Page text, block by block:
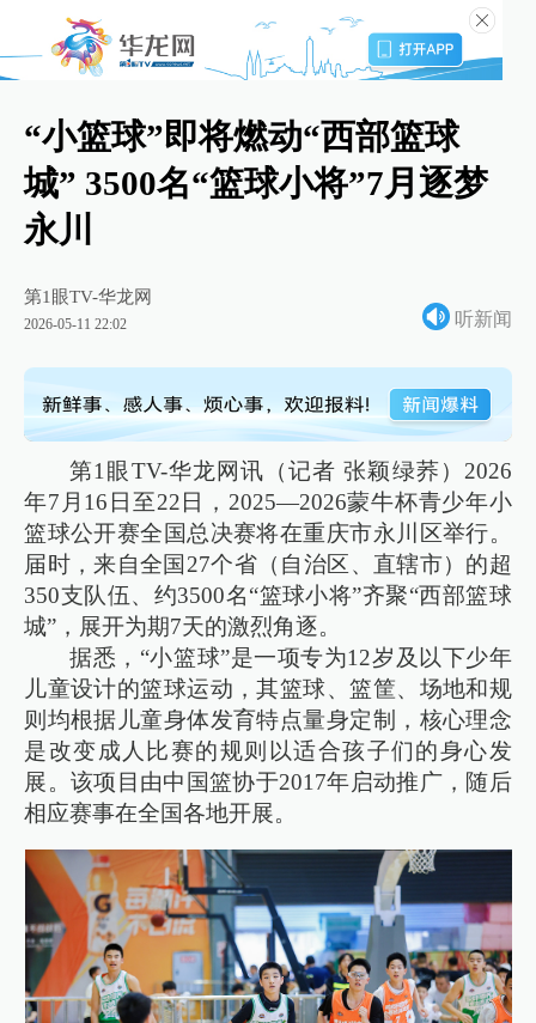
“小篮球”即将燃动“西部篮球
城” 3500名“篮球小将”7月逐梦
永川
第1眼TV-华龙网
2026-05-11 22:02 听新闻
第1眼TV-华龙网讯（记者 张颖绿荞）2026
年7月16日至22日，2025—2026蒙牛杯青少年小
篮球公开赛全国总决赛将在重庆市永川区举行。
届时，来自全国27个省（自治区、直辖市）的超
350支队伍、约3500名“篮球小将”齐聚“西部篮球
城”，展开为期7天的激烈角逐。
据悉，“小篮球”是一项专为12岁及以下少年
儿童设计的篮球运动，其篮球、篮筐、场地和规
则均根据儿童身体发育特点量身定制，核心理念
是改变成人比赛的规则以适合孩子们的身心发
展。该项目由中国篮协于2017年启动推广，随后
相应赛事在全国各地开展。